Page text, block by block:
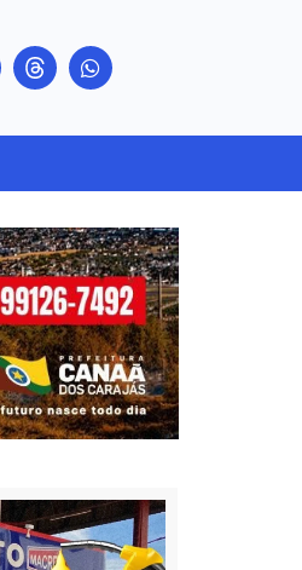
PUBLICIDADE